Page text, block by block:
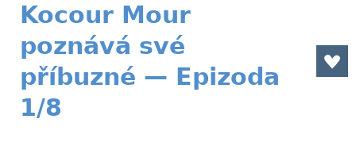
Kocour Mour
poznává své
příbuzné — Epizoda
1/8